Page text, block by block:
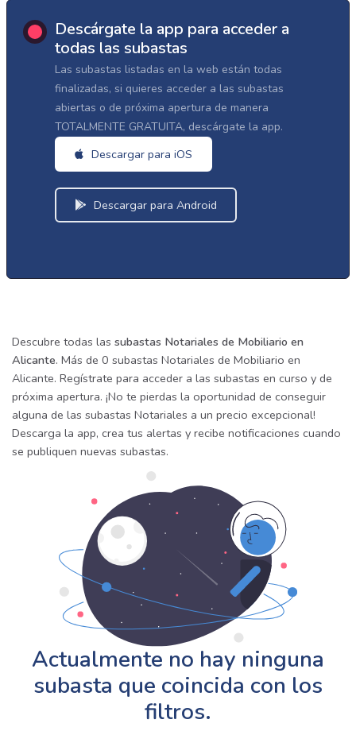
Descárgate la app para acceder a
todas las subastas
Las subastas listadas en la web están todas
finalizadas, si quieres acceder a las subastas
abiertas o de próxima apertura de manera
TOTALMENTE GRATUITA, descárgate la app.
Descargar para iOS
Descargar para Android
Descubre todas las subastas Notariales de Mobiliario en
Alicante. Más de 0 subastas Notariales de Mobiliario en
Alicante. Regístrate para acceder a las subastas en curso y de
próxima apertura. ¡No te pierdas la oportunidad de conseguir
alguna de las subastas Notariales a un precio excepcional!
Descarga la app, crea tus alertas y recibe notificaciones cuando
se publiquen nuevas subastas.
Actualmente no hay ninguna
subasta que coincida con los
filtros.